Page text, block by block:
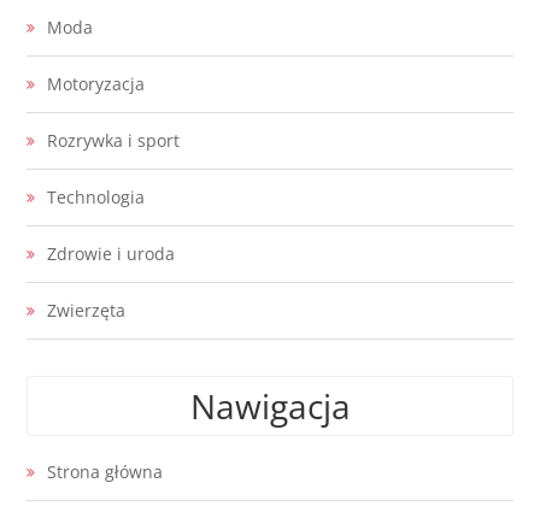
Moda
Motoryzacja
Rozrywka i sport
Technologia
Zdrowie i uroda
Zwierzęta
Nawigacja
Strona główna